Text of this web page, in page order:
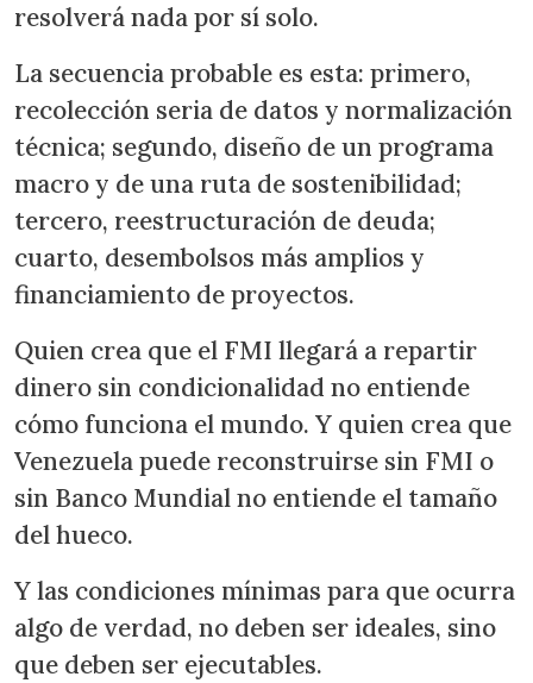
resolverá nada por sí solo.
La secuencia probable es esta: primero,
recolección seria de datos y normalización
técnica; segundo, diseño de un programa
macro y de una ruta de sostenibilidad;
tercero, reestructuración de deuda;
cuarto, desembolsos más amplios y
financiamiento de proyectos.
Quien crea que el FMI llegará a repartir
dinero sin condicionalidad no entiende
cómo funciona el mundo. Y quien crea que
Venezuela puede reconstruirse sin FMI o
sin Banco Mundial no entiende el tamaño
del hueco.
Y las condiciones mínimas para que ocurra
algo de verdad, no deben ser ideales, sino
que deben ser ejecutables.